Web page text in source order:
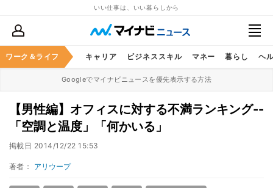
いい仕事は、いい暮らしから
ワーク＆ライフ キャリア ビジネススキル マネー 暮らし ヘ
Googleでマイナビニュースを優先表示する方法
【男性編】オフィスに対する不満ランキング--
「空調と温度」「何かいる」
掲載日 2014/12/22 15:53
著者： アリウープ